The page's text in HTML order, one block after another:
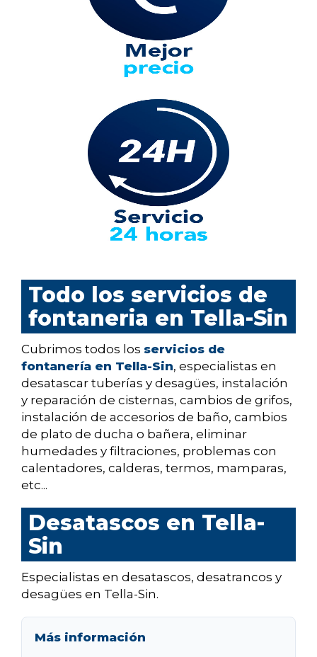
Todo los servicios de
fontaneria en Tella-Sin
Cubrimos todos los servicios de
fontanería en Tella-Sin, especialistas en
desatascar tuberías y desagües, instalación
y reparación de cisternas, cambios de grifos,
instalación de accesorios de baño, cambios
de plato de ducha o bañera, eliminar
humedades y filtraciones, problemas con
calentadores, calderas, termos, mamparas,
etc...
Desatascos en Tella-
Sin
Especialistas en desatascos, desatrancos y
desagües en Tella-Sin.
Más información